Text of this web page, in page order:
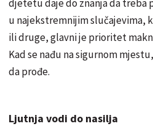
djetetu daje do znanja da treba
u najekstremnijim slučajevima,
ili druge, glavni je prioritet
Kad se nađu na sigurnom
da prođe.
Ljutnja vodi do nasilja